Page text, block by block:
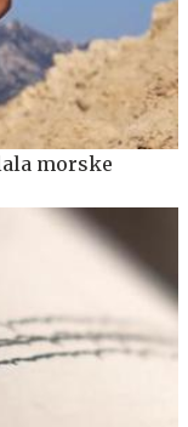
morske